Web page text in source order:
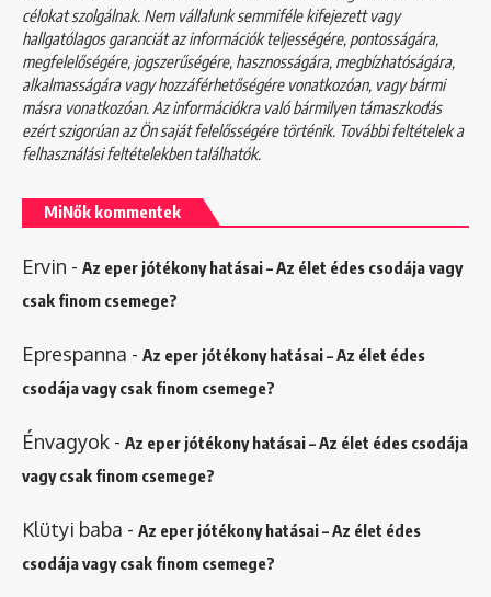
célokat szolgálnak. Nem vállalunk semmiféle kifejezett vagy
hallgatólagos garanciát az információk teljességére, pontosságára,
megfelelőségére, jogszerűségére, hasznosságára, megbízhatóságára,
alkalmasságára vagy hozzáférhetőségére vonatkozóan, vagy bármi
másra vonatkozóan. Az információkra való bármilyen támaszkodás
ezért szigorúan az Ön saját felelősségére történik. További feltételek a
felhasználási feltételekbentalálhatók.
MiNők kommentek
Ervin - Az eper jótékony hatásai – Az élet édes csodája vagy
csak finom csemege?
Eprespanna - Az eper jótékony hatásai – Az élet édes
csodája vagy csak finom csemege?
Énvagyok - Az eper jótékony hatásai – Az élet édes csodája
vagy csak finom csemege?
Klütyi baba - Az eper jótékony hatásai – Az élet édes
csodája vagy csak finom csemege?